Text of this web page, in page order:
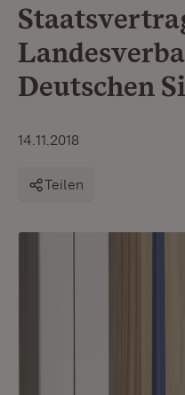
Deutschen
14.11.2018
Teilen